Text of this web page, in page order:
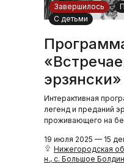
Завершилось
С детьми
эрзянски»
Интерактивная
легенд и преданий
проживающего на
19 июля 2025 — 15
Нижегородская
н., с. Большое